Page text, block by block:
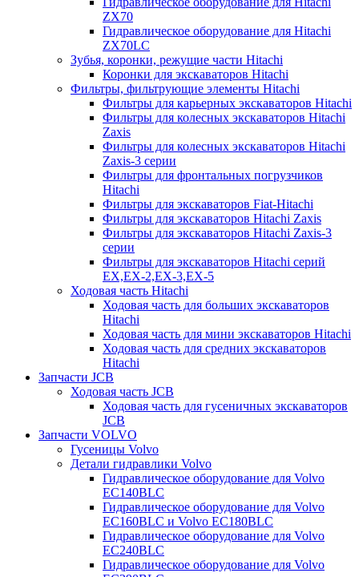
ZX70
Гидравлическое оборудование для Hitachi
ZX70LC
Зубья, коронки, режущие части Hitachi
Коронки для экскаваторов Hitachi
Фильтры, фильтрующие элементы Hitachi
Фильтры для карьерных экскаваторов Hitachi
Фильтры для колесных экскаваторов Hitachi
Zaxis
Фильтры для колесных экскаваторов Hitachi
Zaxis-3 серии
Фильтры для фронтальных погрузчиков
Hitachi
Фильтры для экскаваторов Fiat-Hitachi
Фильтры для экскаваторов Hitachi Zaxis
Фильтры для экскаваторов Hitachi Zaxis-3
серии
Фильтры для экскаваторов Hitachi серий
EX,EX-2,EX-3,EX-5
Ходовая часть Hitachi
Ходовая часть для больших экскаваторов
Hitachi
Ходовая часть для мини экскаваторов Hitachi
Ходовая часть для средних экскаваторов
Hitachi
Запчасти JCB
Ходовая часть JCB
Ходовая часть для гусеничных экскаваторов
JCB
Запчасти VOLVO
Гусеницы Volvo
Детали гидравлики Volvo
Гидравлическое оборудование для Volvo
EC140BLC
Гидравлическое оборудование для Volvo
EC160BLC и Volvo EC180BLC
Гидравлическое оборудование для Volvo
EC240BLC
Гидравлическое оборудование для Volvo